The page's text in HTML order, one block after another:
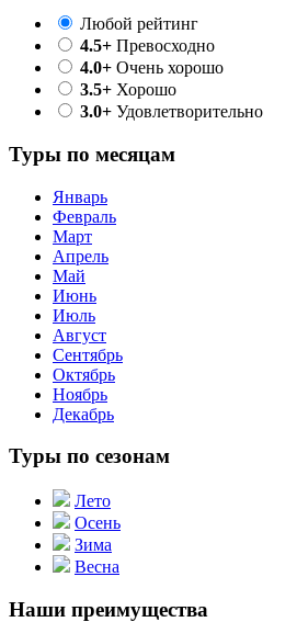
Любой рейтинг
4.5+ Превосходно
4.0+ Очень хорошо
3.5+ Хорошо
3.0+ Удовлетворительно
Туры по месяцам
Январь
Февраль
Март
Апрель
Май
Июнь
Июль
Август
Сентябрь
Октябрь
Ноябрь
Декабрь
Туры по сезонам
Лето
Осень
Зима
Весна
Наши преимущества